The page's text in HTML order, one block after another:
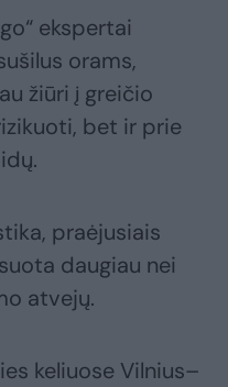
ekspertai
orams,
žiūri į greičio
bet ir prie
praėjusiais
daugiau nei
atvejų.
keliuose Vilnius–